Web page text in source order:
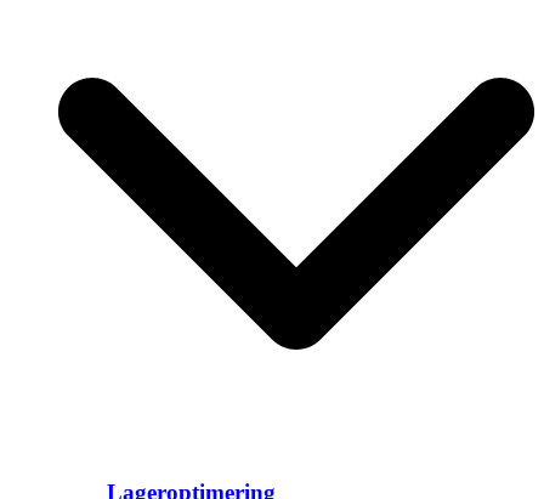
Lageroptimering